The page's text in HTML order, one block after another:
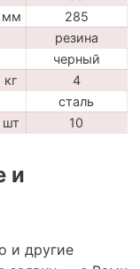
мм
285
резина
черный
кг
4
сталь
шт 10
и
и другие